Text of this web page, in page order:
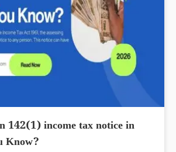
142(1) income tax notice in
Know?